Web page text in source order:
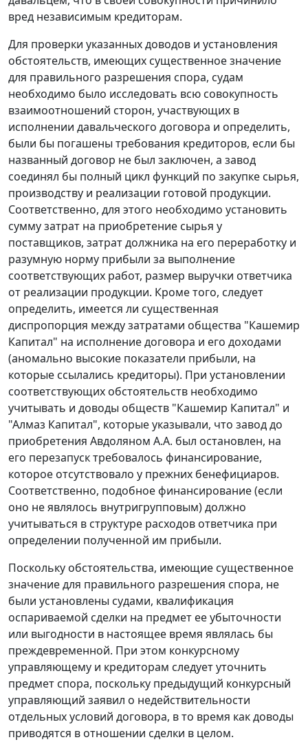
вред независимым кредиторам.
Для проверки указанных доводов и установления
обстоятельств, имеющих существенное значение
для правильного разрешения спора, судам
необходимо было исследовать всю совокупность
взаимоотношений сторон, участвующих в
исполнении давальческого договора и определить,
были бы погашены требования кредиторов, если бы
названный договор не был заключен, а завод
соединял бы полный цикл функций по закупке сырья,
производству и реализации готовой продукции.
Соответственно, для этого необходимо установить
сумму затрат на приобретение сырья у
поставщиков, затрат должника на его переработку и
разумную норму прибыли за выполнение
соответствующих работ, размер выручки ответчика
от реализации продукции. Кроме того, следует
определить, имеется ли существенная
диспропорция между затратами общества "Кашемир
Капитал" на исполнение договора и его доходами
(аномально высокие показатели прибыли, на
которые ссылались кредиторы). При установлении
соответствующих обстоятельств необходимо
учитывать и доводы обществ "Кашемир Капитал" и
"Алмаз Капитал", которые указывали, что завод до
приобретения Авдоляном А.А. был остановлен, на
его перезапуск требовалось финансирование,
которое отсутствовало у прежних бенефициаров.
Соответственно, подобное финансирование (если
оно не являлось внутригрупповым) должно
учитываться в структуре расходов ответчика при
определении полученной им прибыли.
Поскольку обстоятельства, имеющие существенное
значение для правильного разрешения спора, не
были установлены судами, квалификация
оспариваемой сделки на предмет ее убыточности
или выгодности в настоящее время являлась бы
преждевременной. При этом конкурсному
управляющему и кредиторам следует уточнить
предмет спора, поскольку предыдущий конкурсный
управляющий заявил о недействительности
отдельных условий договора, в то время как доводы
приводятся в отношении сделки в целом.